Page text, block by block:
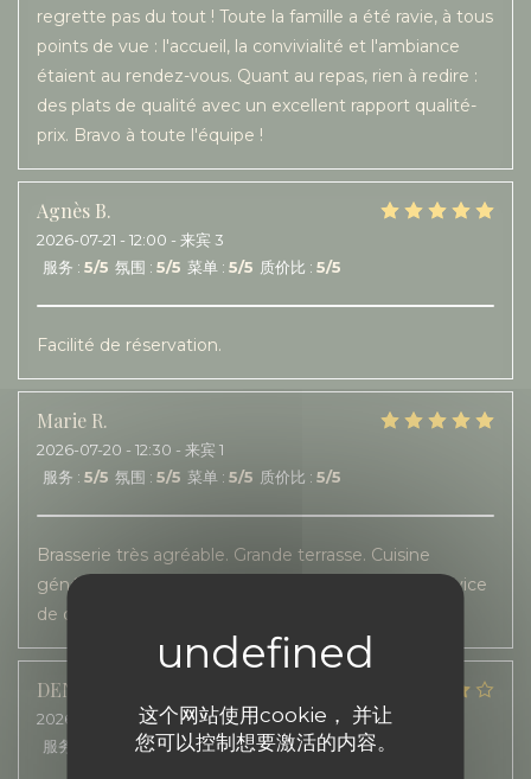
这个网站使用cookie， 并让
您可以控制想要激活的内容。
regrette pas du tout ! Toute la famille a été ravie, à tous
points de vue : l'accueil, la convivialité et l'ambiance
étaient au rendez-vous. Quant au repas, rien à redire :
des plats de qualité avec un excellent rapport qualité-
prix. Bravo à toute l'équipe !
Agnès B
2026-07-21 - 12:00 - 来宾 3
服务 : 5/5 氛围 : 5/5 菜单 : 5/5 质价比 : 5/5
Facilité de réservation.
Marie R
2026-07-20 - 12:30 - 来宾 1
服务 : 5/5 氛围 : 5/5 菜单 : 5/5 质价比 : 5/5
Brasserie très agréable. Grande terrasse. Cuisine
généreuse, gourmande et de saison Accueil et service
de qualité.
DENIS
2026-07-20
- 12:00 - 来宾 2
服务
氛围: 5/5 菜单:4/5 质价比:4/5